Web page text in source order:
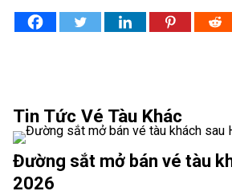
Tin Tức Vé Tàu Khác
Đường sắt mở bán vé tàu
2026